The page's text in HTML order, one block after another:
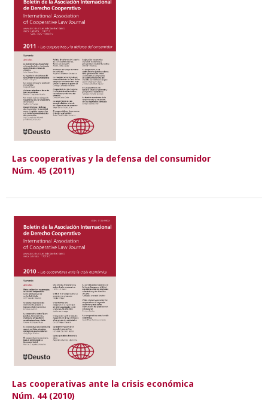
Las cooperativas y la defensa del consumidor
Núm. 45 (2011)
Las cooperativas ante la crisis económica
Núm. 44 (2010)